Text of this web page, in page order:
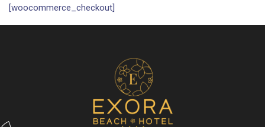
[woocommerce_checkout]